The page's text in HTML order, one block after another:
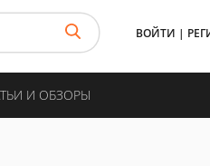
ВОЙТИ |
И ОБЗОРЫ